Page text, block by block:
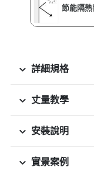
節能隔熱
詳細規格
丈量教學
安裝說明
實景案例